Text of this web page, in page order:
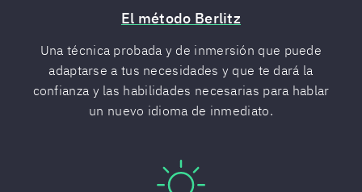
El método Berlitz
Una técnica probada y de inmersión que puede
adaptarse a tus necesidades y que te dará la
confianza y las habilidades necesarias para hablar
un nuevo idioma de inmediato.